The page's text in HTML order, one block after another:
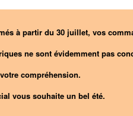
à partir du 30 juillet, vos
ne sont évidemment pas
compréhension.
vous souhaite un bel été.